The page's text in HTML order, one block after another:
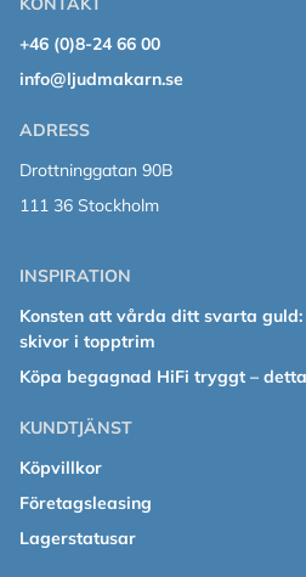
+46 (0)8-24 66 00
info@ljudmakarn.se
ADRESS
Drottninggatan 90B
111 36 Stockholm
INSPIRATION
Konsten att vårda ditt svarta
skivor i topptrim
Köpa begagnad HiFi tryggt –
KUNDTJÄNST
Köpvillkor
Företagsleasing
Lagerstatusar